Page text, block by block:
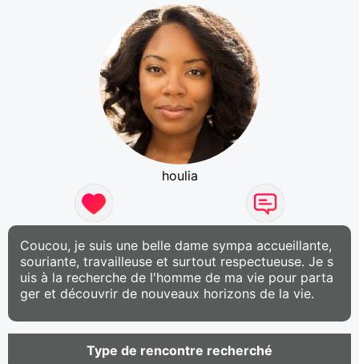
houlia
Coucou, je suis une belle dame sympa accueillante,
souriante, travailleuse et surtout respectueuse. Je s
uis à la recherche de l'homme de ma vie pour parta
ger et découvrir de nouveaux horizons de la vie.
Type de rencontre recherché